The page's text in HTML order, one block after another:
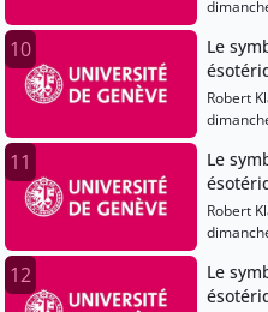
10
Le
Robert
11
Le
Robert
12
Le